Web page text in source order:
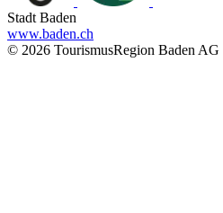
Stadt Baden
www.baden.ch
© 2026 TourismusRegion Baden AG